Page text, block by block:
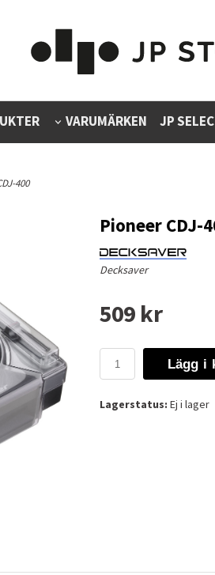
VARUMÄRKEN JP
400
Pioneer CDJ-
Decksaver
509 kr
Lägg i
Lagerstatus: Ej i lager